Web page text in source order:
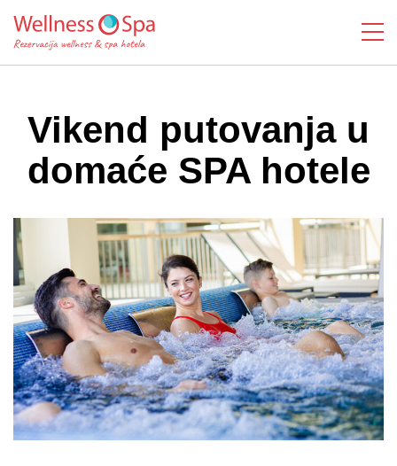
Vikend putovanja u
domaće SPA hotele